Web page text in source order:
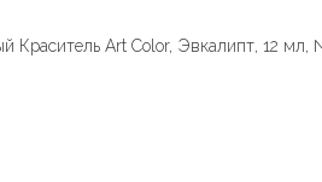
Краситель Art Color, Эвкалипт, 12 мл,